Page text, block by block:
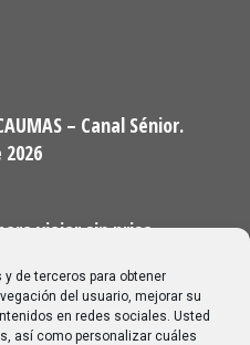
de terceros para obtener
del usuario, mejorar su
en redes sociales. Usted
así como personalizar cuáles
– Canal Sénior.
viajar sin prisa